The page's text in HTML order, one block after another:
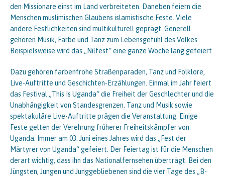
den Missionare einst im Land verbreiteten. Daneben feiern die
Menschen muslimischen Glaubens islamistische Feste. Viele
andere Festlichkeiten sind multikulturell geprägt. Generell
gehören Musik, Farbe und Tanz zum Lebensgefühl des Volkes.
Beispielsweise wird das „Nilfest“ eine ganze Woche lang gefeiert.
Dazu gehören farbenfrohe Straßenparaden, Tanz und Folklore,
Live-Auftritte und Geschichten-Erzählungen. Einmal im Jahr feiert
das Festival „This Is Uganda“ die Freiheit der Geschlechter und die
Unabhängigkeit von Standesgrenzen. Tanz und Musik sowie
spektakuläre Live-Auftritte prägen die Veranstaltung. Einige
Feste gelten der Verehrung früherer Freiheitskämpfer von
Uganda. Immer am 03. Juni eines Jahres wird das „Fest der
Märtyrer von Uganda“ gefeiert. Der Feiertag ist für die Menschen
derart wichtig, dass ihn das Nationalfernsehen überträgt. Bei den
Jüngsten, Jungen und Junggebliebenen sind die vier Tage des „B-